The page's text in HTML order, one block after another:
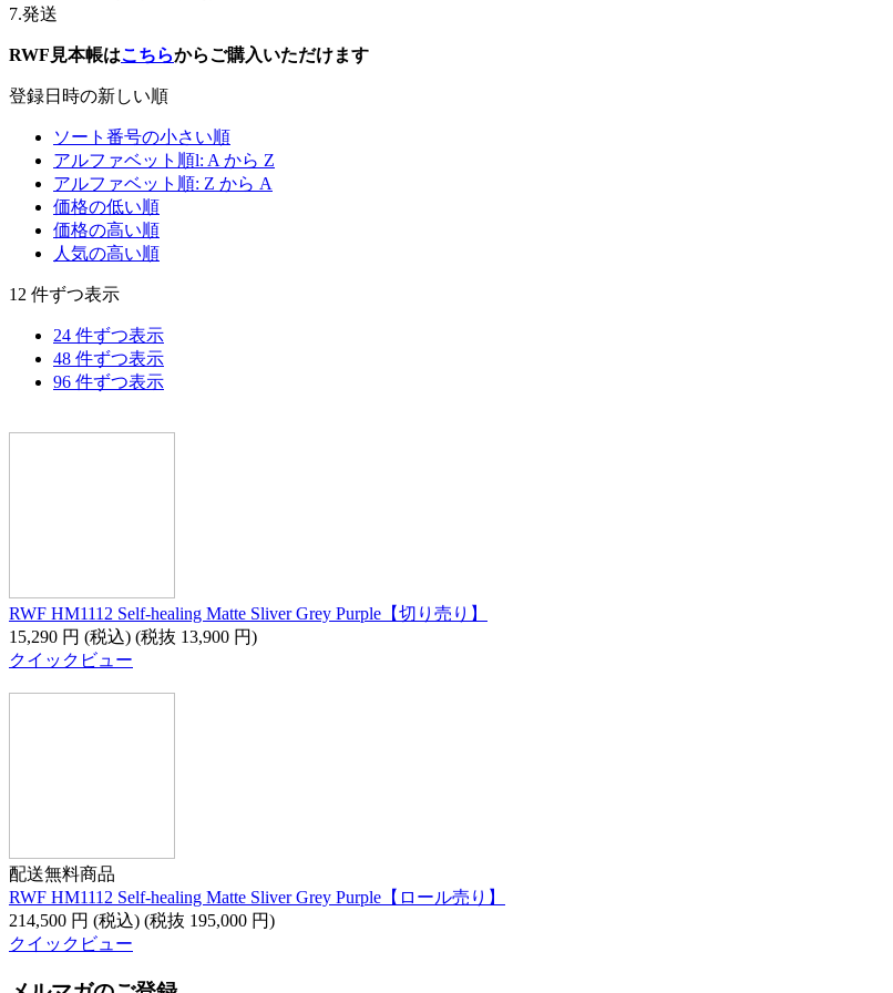
7.発送
RWF見本帳はこちらからご購入いただけます
登録日時の新しい順
ソート番号の小さい順
アルファベット順l: A から Z
アルファベット順: Z から A
価格の低い順
価格の高い順
人気の高い順
12 件ずつ表示
24 件ずつ表示
48 件ずつ表示
96 件ずつ表示
RWF HM1112 Self-healing Matte Sliver Grey Purple【切り売り】
15,290 円 (税込) (税抜 13,900 円)
クイックビュー
配送無料商品
RWF HM1112 Self-healing Matte Sliver Grey Purple【ロール売り】
214,500 円 (税込) (税抜 195,000 円)
クイックビュー